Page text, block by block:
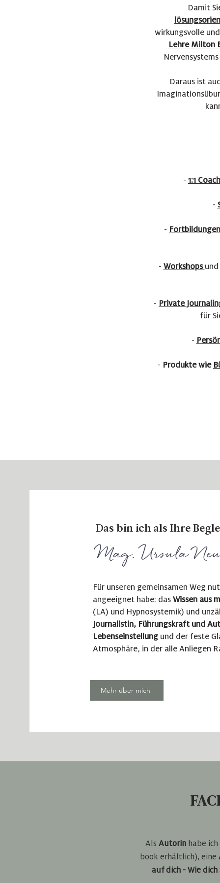
Damit
wirkungsvolle
Lehre Milton
Daraus ist
- 1:1
-
- Fortbildungen
- Workshops und
- Private
für
-
- Produkte wie
Das bin ich als Ihre
Mag. Ursula
Mehr über mich
Für unseren gemeinsamen Weg
angeeignet habe: dasWissen aus
(LA) und Hypnosystemik) und
Journalistin, Führungskraft und
Lebenseinstellung und der feste
Atmosphäre, in der alle Anliegen
Als Autorin habe
book erhältlich), eine
auf dich - Wie